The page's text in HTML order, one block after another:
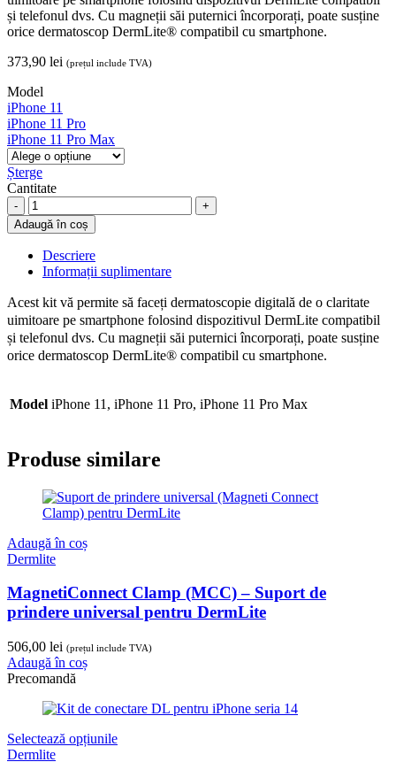
și telefonul dvs. Cu magneții săi puternici încorporați, poate susține
orice dermatoscop DermLite® compatibil cu smartphone.
373,90 lei (prețul include TVA)
Model
iPhone 11
iPhone 11 Pro
iPhone 11 Pro Max
Șterge
Cantitate
Kit
de
conectare
DL
pentru
iPhone
seria
11,
Dermlite,
DLCK
quantity
Adaugă în coș
Descriere
Informații suplimentare
Acest kit vă permite să faceți dermatoscopie digitală de o claritate
uimitoare pe smartphone folosind dispozitivul DermLite compatibil
și telefonul dvs. Cu magneții săi puternici încorporați, poate susține
orice dermatoscop DermLite® compatibil cu smartphone.
Model iPhone 11, iPhone 11 Pro, iPhone 11 Pro Max
Produse similare
Adaugă în coș
Dermlite
MagnetiConnect Clamp (MCC) – Suport de
prindere universal pentru DermLite
506,00 lei (prețul include TVA)
Adaugă în coș
Precomandă
Selectează opțiunile
Dermlite